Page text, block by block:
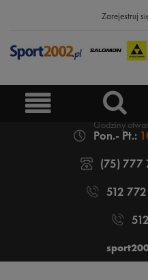
Zarejestruj
Pon.- Pt.:
(75) 777
512